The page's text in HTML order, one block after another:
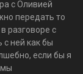
с Оливией
передать то
разговоре с
ней как бы
если бы я
мы